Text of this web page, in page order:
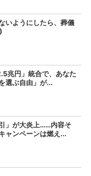
いようにしたら、葬儀
兆円」統合で、あなた
選ぶ自由」が...
」が大炎上……内容そ
ャンペーンは燃え...